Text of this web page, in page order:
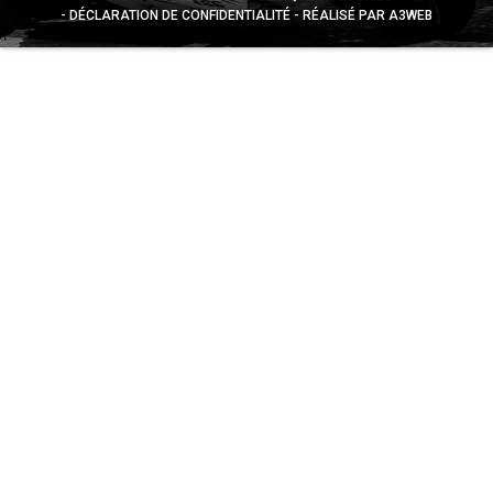
DÉCLARATION DE CONFIDENTIALITÉ
RÉALISÉ PAR A3WEB